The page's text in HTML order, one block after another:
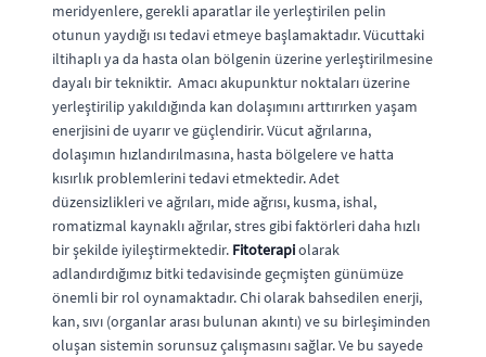
meridyenlere, gerekli aparatlar ile yerleştirilen pelin
otunun yaydığı ısı tedavi etmeye başlamaktadır. Vücuttaki
iltihaplı ya da hasta olan bölgenin üzerine yerleştirilmesine
dayalı bir tekniktir. Amacı akupunktur noktaları üzerine
yerleştirilip yakıldığında kan dolaşımını arttırırken yaşam
enerjisini de uyarır ve güçlendirir. Vücut ağrılarına,
dolaşımın hızlandırılmasına, hasta bölgelere ve hatta
kısırlık problemlerini tedavi etmektedir. Adet
düzensizlikleri ve ağrıları, mide ağrısı, kusma, ishal,
romatizmal kaynaklı ağrılar, stres gibi faktörleri daha hızlı
bir şekilde iyileştirmektedir. Fitoterapiolarak
adlandırdığımız bitki tedavisinde geçmişten günümüze
önemli bir rol oynamaktadır. Chi olarak bahsedilen enerji,
kan, sıvı (organlar arası bulunan akıntı) ve su birleşiminden
oluşan sistemin sorunsuz çalışmasını sağlar. Ve bu sayede